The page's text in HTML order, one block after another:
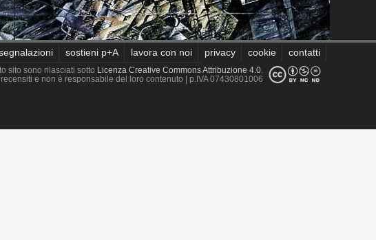
sostieni p+A lavora con noi privacy cookie contatti
sito sono rilasciati sotto Licenza Creative Commons Attribuzione 4.0.
e non è responsabile del loro contenuto
| p.IVA 07430801006